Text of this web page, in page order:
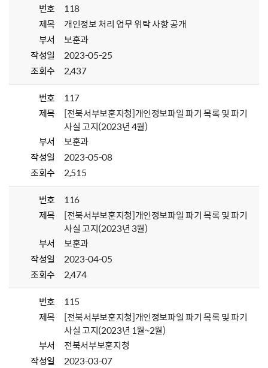
번호
118
제목
개인정보 처리 업무 위탁 사항 공개
부서
보훈과
작성일
2023-05-25
조회수
2,437
번호
117
제목
[전북서부보훈지청]개인정보파일 파기 목록 및 파기
사실 고지(2023년 4월)
부서
보훈과
작성일
2023-05-08
조회수
2,515
번호
116
제목
[전북서부보훈지청]개인정보파일 파기 목록 및 파기
사실 고지(2023년 3월)
부서
보훈과
작성일
2023-04-05
조회수
2,474
번호
115
제목
[전북서부보훈지청]개인정보파일 파기 목록 및 파기
사실 고지(2023년 1월~2월)
부서
전북서부보훈지청
작성일
2023-03-07